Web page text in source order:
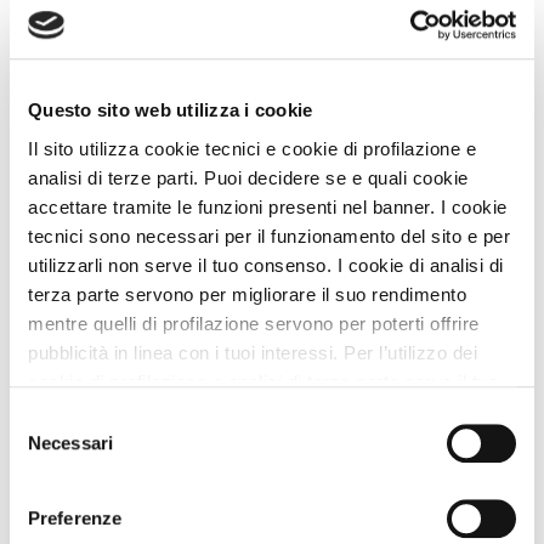
Questo sito web utilizza i cookie
Il sito utilizza cookie tecnici e cookie di profilazione e
analisi di terze parti. Puoi decidere se e quali cookie
accettare tramite le funzioni presenti nel banner. I cookie
tecnici sono necessari per il funzionamento del sito e per
utilizzarli non serve il tuo consenso. I cookie di analisi di
terza parte servono per migliorare il suo rendimento
mentre quelli di profilazione servono per poterti offrire
pubblicità in linea con i tuoi interessi. Per l’utilizzo dei
senza accettare” verranno installati solo i cookie tecnici.
Cliccando il pulsante “Accetta tutto” acconsenti all’utilizzo
di tutti i cookie. Cliccando il pulsante “mostra dettagli”
troverai le varie categorie di cookie e potrai accettare o
delNecessari
Preferenze
, Viaggia con Zampa
Leggi Tutto